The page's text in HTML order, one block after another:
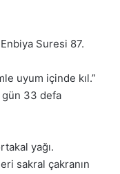
Enbiya Suresi 87.
uyum içinde kıl.”
gün 33 defa
yağı.
sakral çakranın